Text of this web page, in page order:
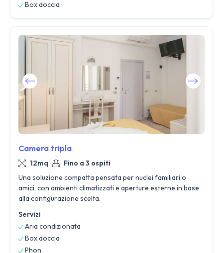
Box doccia
Camera tripla
12mq
Fino a 3 ospiti
Una soluzione compatta pensata per nuclei familiari o
amici, con ambienti climatizzati e aperture esterne in base
alla configurazione scelta.
Servizi
Aria condizionata
Box doccia
Phon